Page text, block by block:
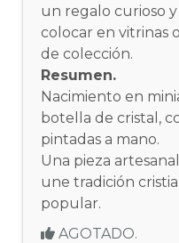
un regalo curioso
colocar en vitrinas
de colección.
Resumen.
Nacimiento en
botella de cristal,
pintadas a mano.
Una pieza
une tradición
popular.
AGOTADO.